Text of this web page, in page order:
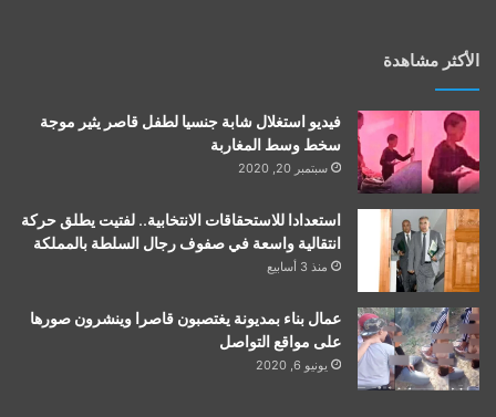
الأكثر مشاهدة
فيديو استغلال شابة جنسيا لطفل قاصر يثير موجة
سخط وسط المغاربة
سبتمبر 20, 2020
استعدادا للاستحقاقات الانتخابية.. لفتيت يطلق حركة
انتقالية واسعة في صفوف رجال السلطة بالمملكة
منذ 3 أسابيع
عمال بناء بمديونة يغتصبون قاصرا وينشرون صورها
على مواقع التواصل
يونيو 6, 2020